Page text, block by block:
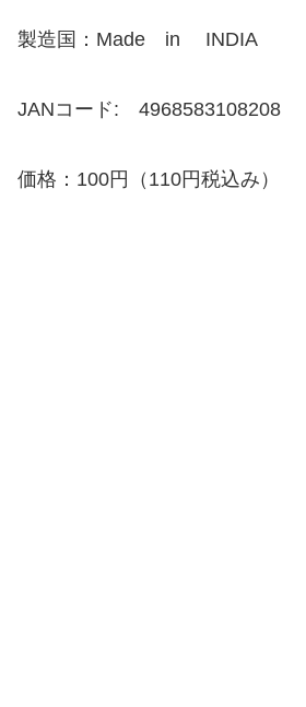
製造国：Made in INDIA
JANコード: 4968583108208
価格：100円（110円税込み）